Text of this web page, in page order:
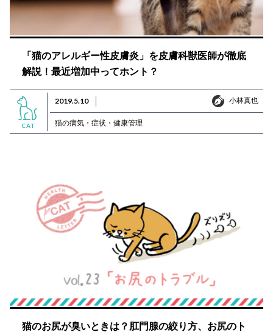
「猫のアレルギー性皮膚炎」を皮膚科獣医師が徹底
解説！最近増加中ってホント？
CAT
2019.5.10 小林真也
小林真也
猫の病気・症状・健康管理
猫のお尻が臭いときは？肛門腺の絞り方、お尻のト